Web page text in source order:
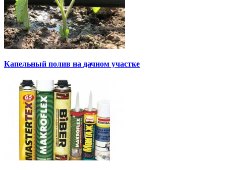
Капельный полив на дачном участке